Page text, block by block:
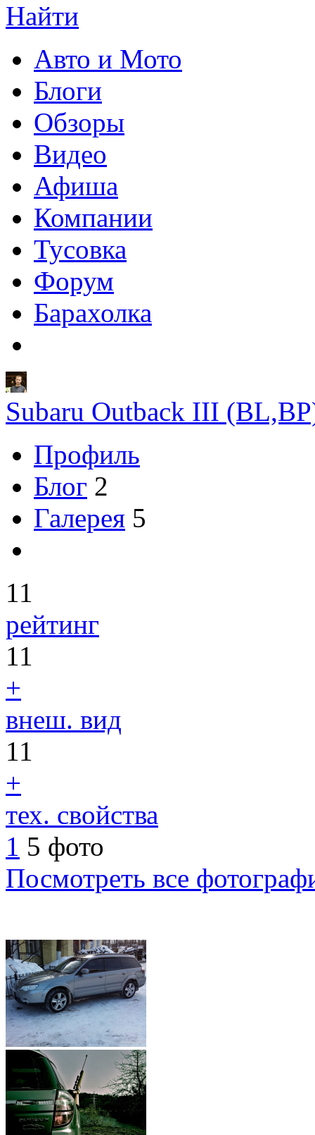
Найти
Авто и Мото
Блоги
Обзоры
Видео
Афиша
Компании
Тусовка
Форум
Барахолка
Subaru Outback III
Профиль
Блог 2
Галерея 5
11
рейтинг
11
+
внеш. вид
11
+
тех. свойства
1 5 фото
Посмотреть все